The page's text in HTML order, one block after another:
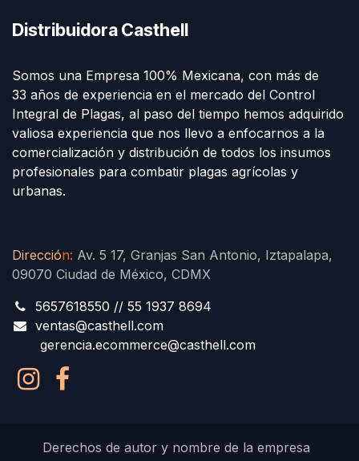
Distribuidora Casthell
Somos una Empresa 100% Mexicana, con más de
33 años de experiencia en el mercado del Control
Integral de Plagas, al paso del tiempo hemos adquirido
valiosa experiencia que nos llevo a enfocarnos a la
comercialización y distribución de todos los insumos
profesionales para combatir plagas agrícolas y
urbanas.
Dirección: Av. 5 17, Granjas San Antonio, Iztapalapa,
09070 Ciudad de México, CDMX
5657618550 // 55 1937 8694
ventas@casthell.com
gerencia.ecommerce@casthell.com
Derechos de autor y nombre de la empresa